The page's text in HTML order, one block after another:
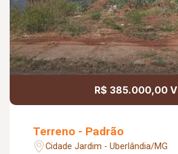
R$ 385.000,00 V
Terreno - Padrão
Cidade Jardim - Uberlândia/MG